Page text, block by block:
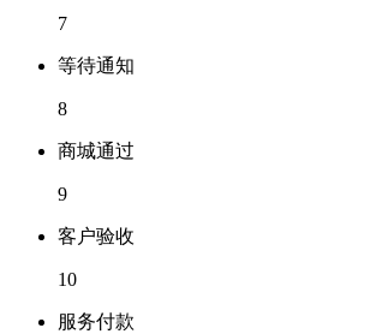
7
等待通知
8
商城通过
9
客户验收
10
服务付款